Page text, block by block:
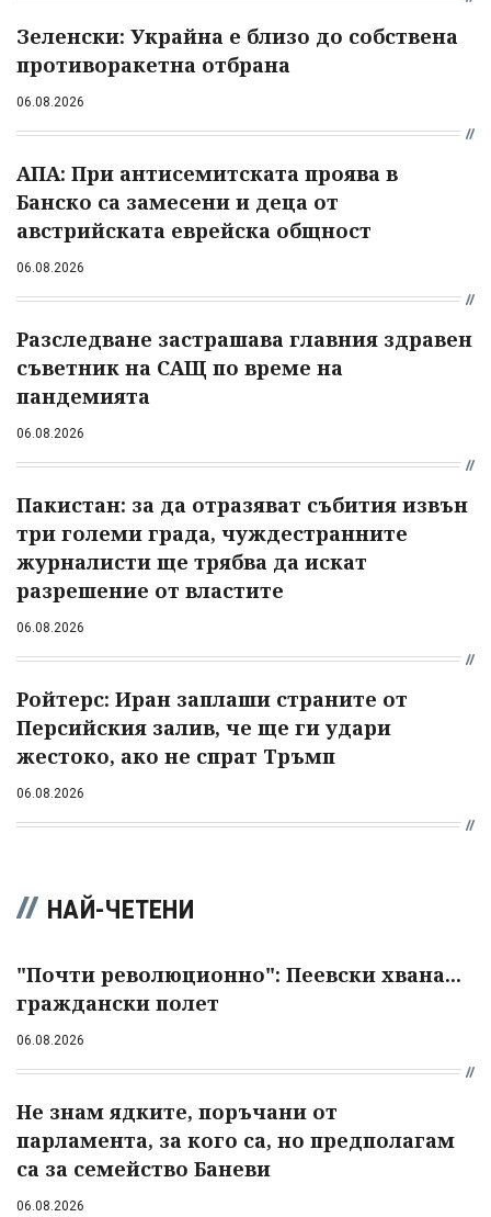
Зеленски: Украйна е близо до собствена
противоракетна отбрана
06.08.2026
АПА: При антисемитската проява в
Банско са замесени и деца от
австрийската еврейска общност
06.08.2026
Разследване застрашава главния здравен
съветник на САЩ по време на
пандемията
06.08.2026
Пакистан: за да отразяват събития извън
три големи града, чуждестранните
журналисти ще трябва да искат
разрешение от властите
06.08.2026
Ройтерс: Иран заплаши страните от
Персийския залив, че ще ги удари
жестоко, ако не спрат Тръмп
06.08.2026
НАЙ-ЧЕТЕНИ
"Почти революционно": Пеевски хвана...
граждански полет
06.08.2026
Не знам ядките, поръчани от
парламента, за кого са, но предполагам
са за семейство Баневи
06.08.2026